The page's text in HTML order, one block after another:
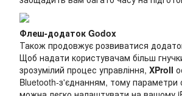
Флеш-додаток Godox
Також продовжує розвиватися
Щоб надати користувачам більш
зрозумілий процес управління, XProII
Bluetooth-з'єднанням, тому параметри